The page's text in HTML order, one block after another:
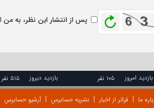
بازخوانیپس از انتشار این نظر، به من
بازدید امروز ۱۰۵ نفر بازدید دیروز ۵۱۵ نفر
ما فراتر از اخبار نشریه حسابرس آرشیو حسابرس